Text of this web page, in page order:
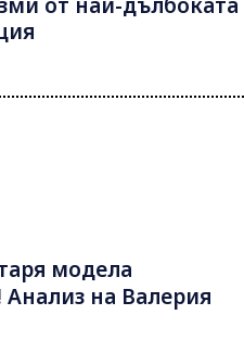
модела
Анализ на Валерия